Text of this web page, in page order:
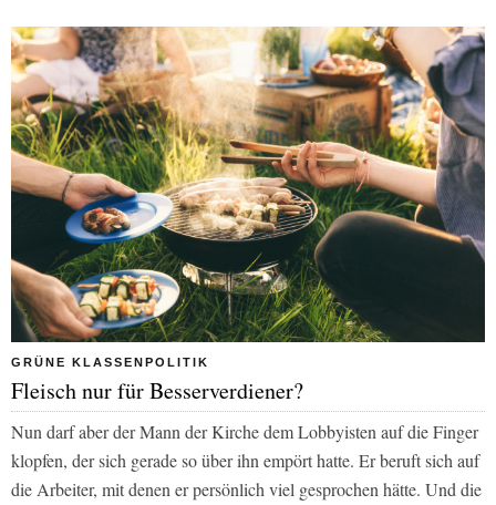
GRÜNE KLASSENPOLITIK
Fleisch nur für Besserverdiener?
Nun darf aber der Mann der Kirche dem Lobbyisten auf die Finger
klopfen, der sich gerade so über ihn empört hatte. Er beruft sich auf
die Arbeiter, mit denen er persönlich viel gesprochen hätte. Und die